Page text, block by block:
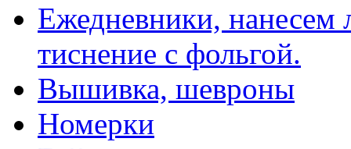
Ежедневники, нанесем
тиснение с фольгой.
Вышивка, шевроны
Номерки